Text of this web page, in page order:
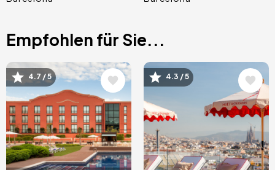
Empfohlen für Sie...
Bild4.7 / 5 Bild4.3 / 5